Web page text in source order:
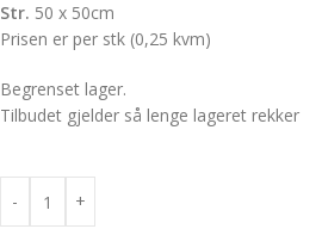
Str. 50 x 50cm
Prisen er per stk (0,25 kvm)
Begrenset lager.
Tilbudet gjelder så lenge lageret rekker